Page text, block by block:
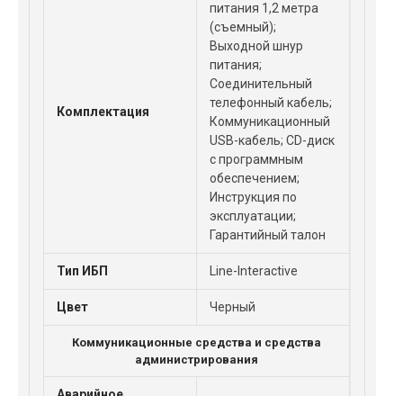
Комплектация
питания 1,2 метра
(съемный);
Выходной шнур
питания;
Соединительный
телефонный кабель;
Коммуникационный
USB-кабель; CD-диск
с программным
обеспечением;
Инструкция по
эксплуатации;
Гарантийный талон
Тип ИБП Line-Interactive
Цвет Черный
Коммуникационные средства и средства
администрирования